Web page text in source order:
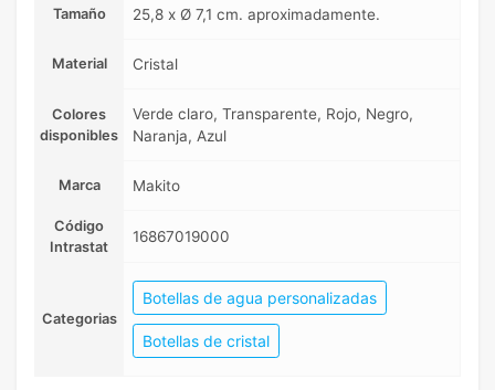
Tamaño 25,8 x Ø 7,1 cm. aproximadamente.
Material Cristal
Colores
disponibles
Verde claro, Transparente, Rojo, Negro,
Naranja, Azul
Marca Makito
Código
Intrastat
16867019000
Categorias
Botellas de agua personalizadas
Botellas de cristal